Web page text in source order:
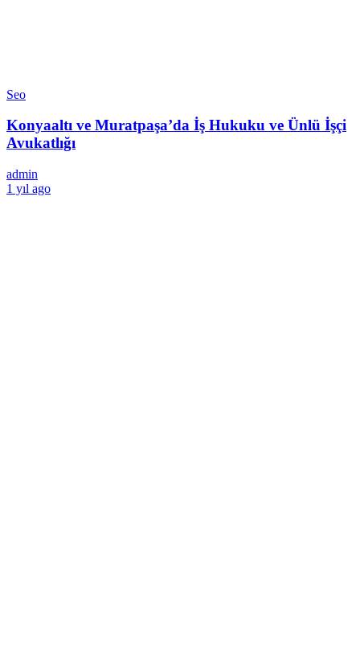
Seo
Konyaaltı ve Muratpaşa’da İş Hukuku ve Ünlü İşçi
Avukatlığı
admin
1 yıl ago